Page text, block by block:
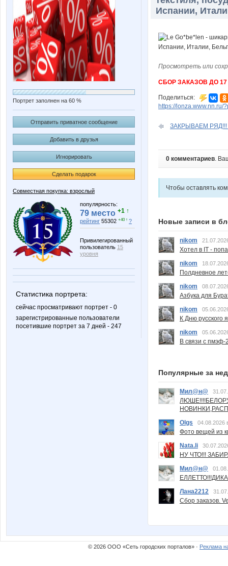
Портрет заполнен на 60 %
Отправить приватное сообщение
Добавить в друзья
Игнорировать
Сделать подарок
Совместная покупка: взрослый
популярность:
79 место +1 ↑
рейтинг 55302 +40 ↑ ?
Привилегированный
пользователь 15
уровня
Статистика портрета:
сейчас просматривают портрет - 0
зарегистрированные пользователи
посетившие портрет за 7 дней - 247
Испании,
Просмотреть или
СБОР ЗАКАЗОВ ДО
Поделиться:
https://lonza.www.nn.ru/
ЗАКРЫВАЕМ
0 комментариев.
Чтобы оставлять
Новые записи в
nikom
Хотел в IT -
nikom
Полдневное
nikom
Азбука для
nikom
К Дню русского
nikom
В связи с пмэф-
Популярные за
Мил@н@
Olgs
04.08.2026
Фото вещей из
Nata.li
НУ ЧТО!!!
Мил@н@
Лана2212
Сбор заказов.
© 2026 ООО «Сеть городских порталов» · Реклама